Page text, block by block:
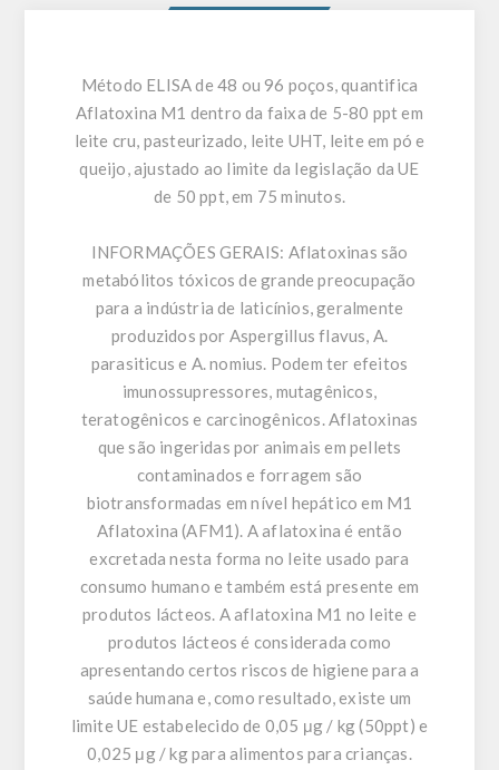
Método ELISA de 48 ou 96 poços, quantifica
Aflatoxina M1 dentro da faixa de 5-80 ppt em
leite cru, pasteurizado, leite UHT, leite em pó e
queijo, ajustado ao limite da legislação da UE
de 50 ppt, em 75 minutos.
INFORMAÇÕES GERAIS: Aflatoxinas são
metabólitos tóxicos de grande preocupação
para a indústria de laticínios, geralmente
produzidos por Aspergillus flavus, A.
parasiticus e A. nomius. Podem ter efeitos
imunossupressores, mutagênicos,
teratogênicos e carcinogênicos. Aflatoxinas
que são ingeridas por animais em pellets
contaminados e forragem são
biotransformadas em nível hepático em M1
Aflatoxina (AFM1). A aflatoxina é então
excretada nesta forma no leite usado para
consumo humano e também está presente em
produtos lácteos. A aflatoxina M1 no leite e
produtos lácteos é considerada como
apresentando certos riscos de higiene para a
saúde humana e, como resultado, existe um
limite UE estabelecido de 0,05 μg / kg (50ppt) e
0,025 μg / kg para alimentos para crianças.